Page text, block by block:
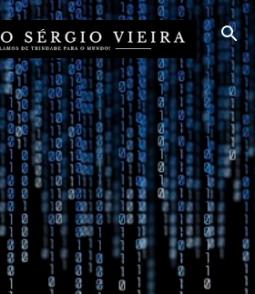
o conteúdo principal